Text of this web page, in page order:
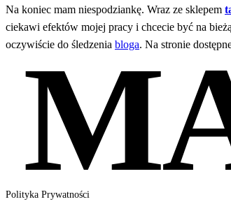
Na koniec mam niespodziankę. Wraz ze sklepem
ciekawi efektów mojej pracy i chcecie być na
oczywiście do śledzenia bloga. Na stronie
Polityka Prywatności